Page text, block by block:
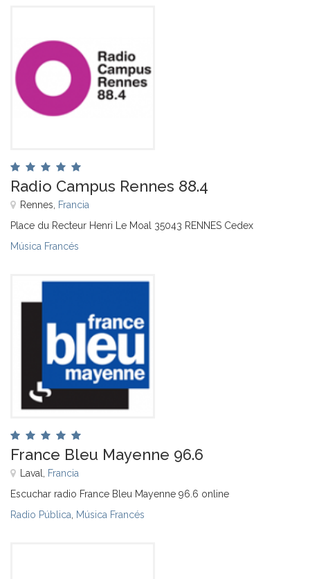
Radio Campus Rennes 88.4
Rennes, Francia
Place du Recteur Henri Le Moal 35043 RENNES Cedex
Música Francés
France Bleu Mayenne 96.6
Laval, Francia
Escuchar radio France Bleu Mayenne 96.6 online
Radio Pública Música Francés